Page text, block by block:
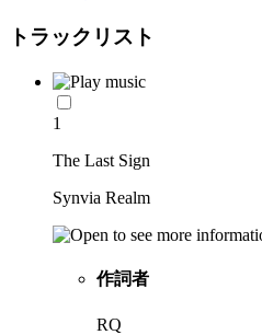
トラックリスト
1
The Last Sign
Synvia Realm
作詞者
RQ